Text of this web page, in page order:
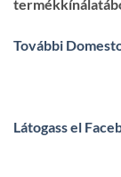
További
Látogass el